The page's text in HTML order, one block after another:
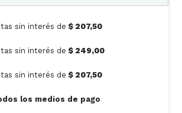
sin interés de $ 207,50
sin interés de $ 249,00
sin interés de $ 207,50
Ver cuotas y todos los medios de pago